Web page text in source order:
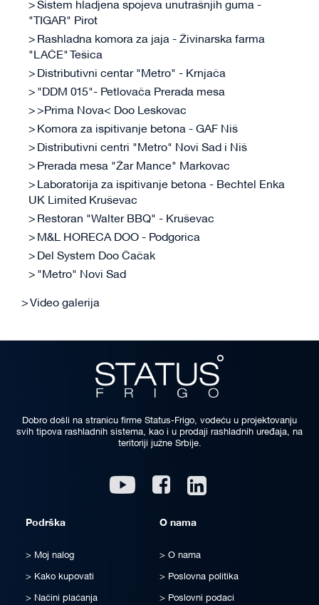
Sistem hladjena spojeva unutrašnjih guma -
"TIGAR" Pirot
Rashladna komora za jaja - Živinarska farma
"LAĆE" Tešica
Distributivni centar "Metro" - Krnjača
"DDM 015"- Petlovača Prerada mesa
>Prima Nova< Doo Leskovac
Komora za ispitivanje betona - GAF Niš
Distributivni centri "Metro" Novi Sad i Niš
Prerada mesa "Žar Mance" Markovac
Laboratorija za ispitivanje betona - Bechtel Enka
UK Limited Kruševac
Restoran "Walter BBQ" - Kruševac
M&L HORECA DOO - Podgorica
Del System Doo Čačak
"Metro" Novi Sad
Video galerija
Dobro došli na stranicu firme Status-Frigo, vodeću u projektovanju
svih tipova rashladnih sistema, kao i u prodaji rashladnih uređaja, na
teritoriji južne Srbije.
Youtube Facebook
Podrška
Moj nalog
Kako kupovati
Načini plaćanja
O nama
O nama
Poslovna politika
Poslovni podaci